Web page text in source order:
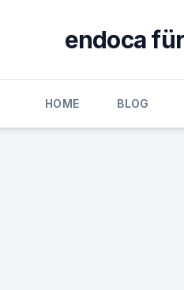
endoca
HOME BLOG